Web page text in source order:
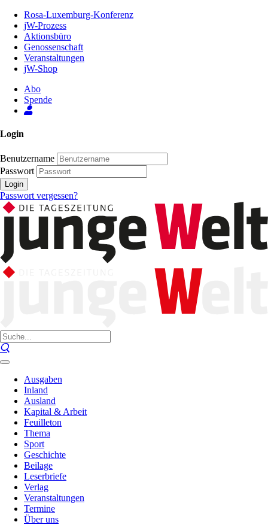
Inhalt
Seite
Rosa-Luxemburg-Konferenz
jW-Prozess
Aktionsbüro
Genossenschaft
Veranstaltungen
jW-Shop
Abo
Spende
Login
Benutzername
Passwort
Login
Passwort vergessen?
Ausgaben
Inland
Ausland
Kapital & Arbeit
Feuilleton
Thema
Sport
Geschichte
Beilage
Leserbriefe
Verlag
Veranstaltungen
Termine
Über uns